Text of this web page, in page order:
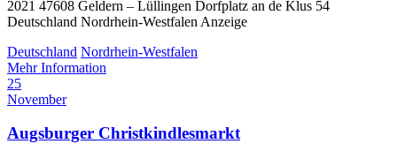
2021 47608 Geldern – Lüllingen Dorfplatz an de Klus 54
Deutschland Nordrhein-Westfalen Anzeige
Deutschland Nordrhein-Westfalen
Mehr Information
25
November
Augsburger Christkindlesmarkt